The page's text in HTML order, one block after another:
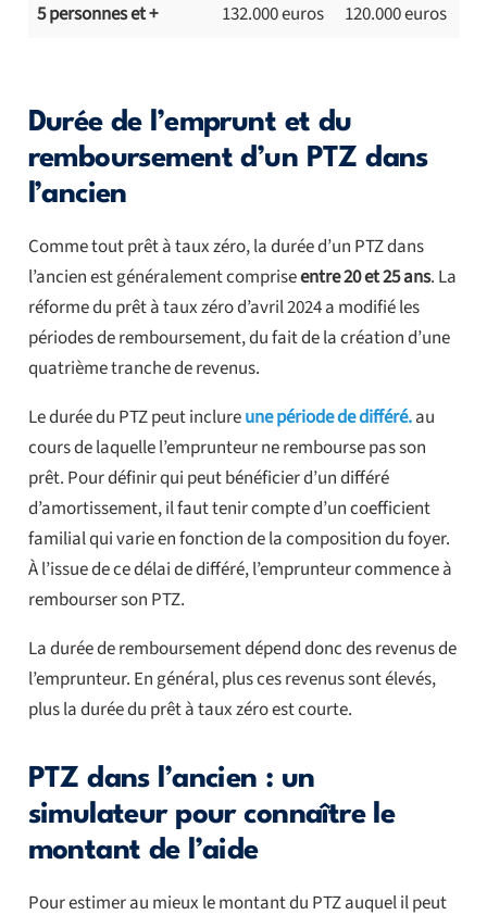
5 personnes et + 132.000 euros 120.000 euros
Durée de l’emprunt et du
remboursement d’un PTZ dans
l’ancien
Comme tout prêt à taux zéro, la durée d’un PTZ dans
l’ancien est généralement compriseentre 20 et 25 ans. La
réforme du prêt à taux zéro d’avril 2024 a modifié les
périodes de remboursement, du fait de la création d’une
quatrième tranche de revenus.
Le durée du PTZ peut inclureune période de différé.au
cours de laquelle l’emprunteur ne rembourse pas son
prêt. Pour définir qui peut bénéficier d’un différé
d’amortissement, il faut tenir compte d’un coefficient
familial qui varie en fonction de la composition du foyer.
À l’issue de ce délai de différé, l’emprunteur commence à
rembourser son PTZ.
La durée de remboursement dépend donc des revenus de
l’emprunteur. En général, plus ces revenus sont élevés,
plus la durée du prêt à taux zéro est courte.
PTZ dans l’ancien : un
simulateur pour connaître le
montant de l’aide
Pour estimer au mieux le montant du PTZ auquel il peut